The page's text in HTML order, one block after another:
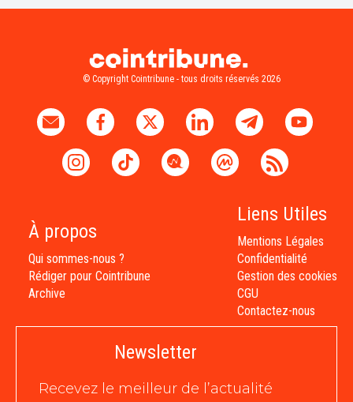
© Copyright Cointribune - tous droits réservés 2026
À propos
Qui sommes-nous ?
Rédiger pour Cointribune
Archive
Liens Utiles
Mentions Légales
Confidentialité
Gestion des cookies
CGU
Contactez-nous
Newsletter
Recevez le meilleur de l’actualité